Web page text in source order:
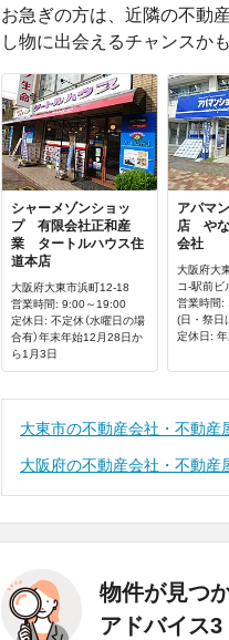
お急ぎの方は、近隣の不動
し物に出会えるチャンスか
シャーメゾンショッ
プ 有限会社正和産
業 タートルハウス住
道本店
大阪府大東市浜町12-18
営業時間: 9:00～19:00
定休日: 不定休（水曜日の場
合有）年末年始12月28日か
ら1月3日
アパマ
店 や
会社
大阪府大
コ-駅前ビ
営業時間:
(日・祭日
定休日:
大東市の不動産会社・不動産
大阪府の不動産会社・不動産
物件が見つ
アドバイス3